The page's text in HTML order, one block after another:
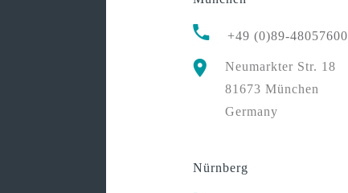
+49 (0)89-48057600
Neumarkter Str. 18
81673 München
Germany
Nürnberg